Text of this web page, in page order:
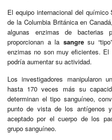
El equipo internacional del
de la Columbia Británica en
algunas enzimas de bacterias
proporcionan a la sangresu
enzimas no son muy eficientes.
podría aumentar su actividad.
Los investigadores manipularon
hasta 170 veces más su
determinan el tipo sanguíneo,
punto de vista de los antígenos
aceptado por el cuerpo de los
grupo sanguíneo.